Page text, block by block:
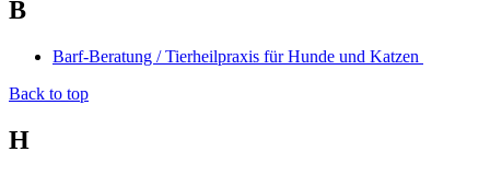
B
Barf-Beratung / Tierheilpraxis für Hunde und Katzen
Back to top
H